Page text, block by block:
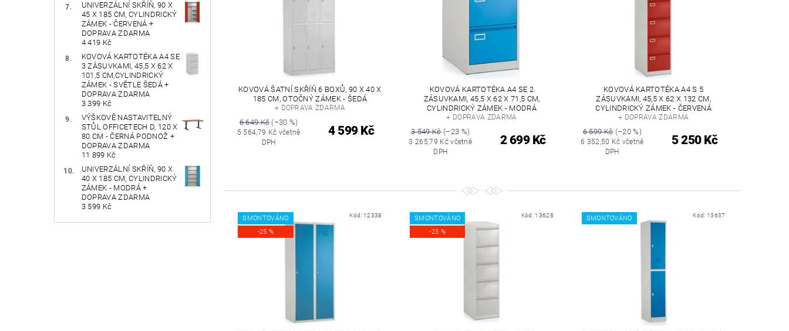
UNIVERZÁLNÍ SKŘÍŇ, 90 X
45 X 185 CM, CYLINDRICKÝ
ZÁMEK - ČERVENÁ +
DOPRAVA ZDARMA
4 419 Kč
KOVOVÁ KARTOTÉKA A4 SE
3 ZÁSUVKAMI, 45,5 X 62 X
101,5 CM,CYLINDRICKÝ
ZÁMEK - SVĚTLE ŠEDÁ +
DOPRAVA ZDARMA
3 399 Kč
VÝŠKOVĚ NASTAVITELNÝ
STŮL OFFICETECH D, 120 X
80 CM - ČERNÁ PODNOŽ +
DOPRAVA ZDARMA
11 899 Kč
UNIVERZÁLNÍ SKŘÍŇ, 90 X
40 X 185 CM, CYLINDRICKÝ
ZÁMEK - MODRÁ +
DOPRAVA ZDARMA
3 599 Kč
KOVOVÁ ŠATNÍ SKŘÍŇ 6 BOXŮ, 90 X 40 X
185 CM, OTOČNÝ ZÁMEK - ŠEDÁ
+ DOPRAVA ZDARMA
6 649 Kč(–30 %)
5 564,79 Kč včetně
DPH
4 599 Kč
KOVOVÁ KARTOTÉKA A4 SE 2
ZÁSUVKAMI, 45,5 X 62 X 71,5 CM,
CYLINDRICKÝ ZÁMEK - MODRÁ
+ DOPRAVA ZDARMA
3 549 Kč(–23 %)
3 265,79 Kč včetně
DPH
2 699 Kč
KOVOVÁ KARTOTÉKA A4 S 5
ZÁSUVKAMI, 45,5 X 62 X 132 CM,
CYLINDRICKÝ ZÁMEK - ČERVENÁ
+ DOPRAVA ZDARMA
6 599 Kč(–20 %)
6 352,50 Kč včetně
DPH
5 250 Kč
SMONTOVÁNO
-25 %
Kód: 12338
SMONTOVÁNO
-25 %
Kód: 13628 SMONTOVÁNO Kód: 13637